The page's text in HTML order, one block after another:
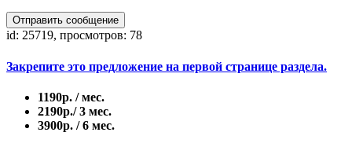
Отправить сообщение
id: 25719, просмотров: 78
Закрепите это предложение на первой странице раздела.
1190р. / мес.
2190р./ 3 мес.
3900р. / 6 мес.